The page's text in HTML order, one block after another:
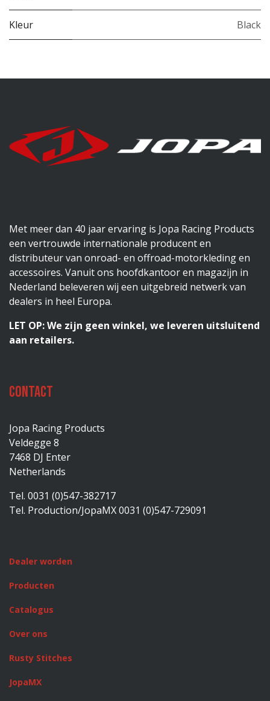
Kleur Black
Met meer dan 40 jaar ervaring is Jopa Racing Products
een vertrouwde internationale producent en
distributeur van onroad- en offroad-motorkleding en
accessoires. Vanuit ons hoofdkantoor en magazijn in
Nederland beleveren wij een uitgebreid netwerk van
dealers in heel Europa.
LET OP: We zijn geen winkel, we leveren uitsluitend
aan retailers.
Contact
Jopa Racing Products
Veldegge 8
7468 DJ Enter
Netherlands
Tel. 0031 (0)547-382717
Tel. Production/JopaMX 0031 (0)547-729091
Dealer worden
Producten
Catalogus
Over ons
Rusty Stitches
JopaMX